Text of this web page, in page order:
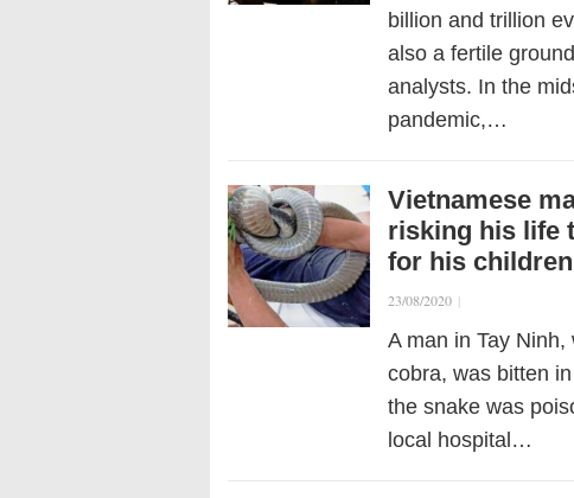
billion and trillion
also a fertile
analysts. In the
pandemic,…
Vietnamese
risking his life
for his children
23/08/2020 |
A man in Tay
cobra, was bitten
the snake was
local hospital…